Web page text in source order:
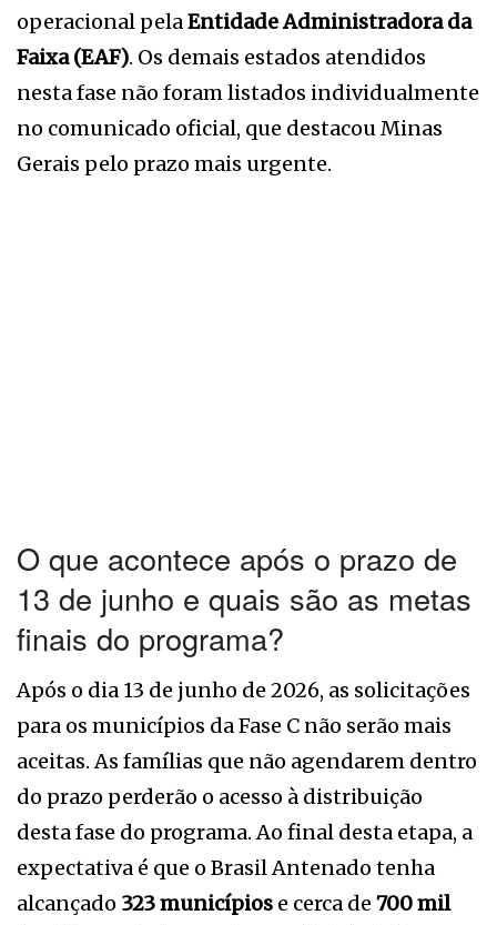
operacional pelaEntidade Administradora da
Faixa (EAF). Os demais estados atendidos
nesta fase não foram listados individualmente
no comunicado oficial, que destacou Minas
Gerais pelo prazo mais urgente.
O que acontece após o prazo de
13 de junho e quais são as metas
finais do programa?
Após o dia 13 de junho de 2026, as solicitações
para os municípios da Fase C não serão mais
aceitas. As famílias que não agendarem dentro
do prazo perderão o acesso à distribuição
desta fase do programa. Ao final desta etapa, a
expectativa é que o Brasil Antenado tenha
alcançado 323 municípios e cerca de 700 mil